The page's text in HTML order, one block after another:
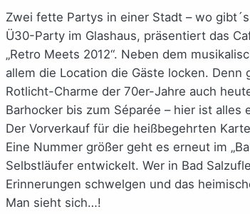
Zwei fette Partys in einer Stadt – wo
Ü30-Party im Glashaus, präsentiert das
„Retro Meets 2012“. Neben dem
allem die Location die Gäste locken.
Rotlicht-Charme der 70er-Jahre auch
Barhocker bis zum Séparée – hier ist alles
Der Vorverkauf für die heißbegehrten
Eine Nummer größer geht es erneut im
Selbstläufer entwickelt. Wer in Bad
Erinnerungen schwelgen und das
Man sieht sich…!